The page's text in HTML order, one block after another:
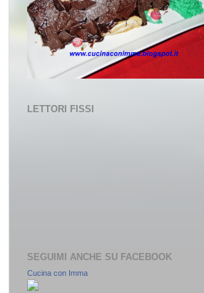
LETTORI FISSI
SEGUIMI ANCHE SU FACEBOOK
Cucina con Imma